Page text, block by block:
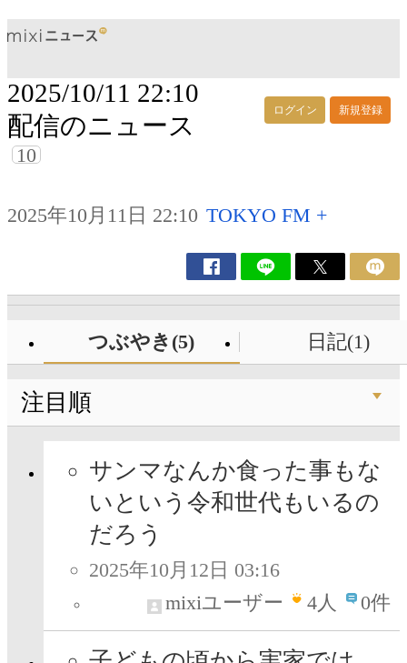
ログイン 新規登録
2025/10/11 22:10
配信のニュース
10
2025年10月11日 22:10 TOKYO FM +
つぶやき(5) 日記(1)
注目順
サンマなんか食った事もな
いという令和世代もいるの
だろう
2025年10月12日 03:16
mixiユーザー
4人 0件